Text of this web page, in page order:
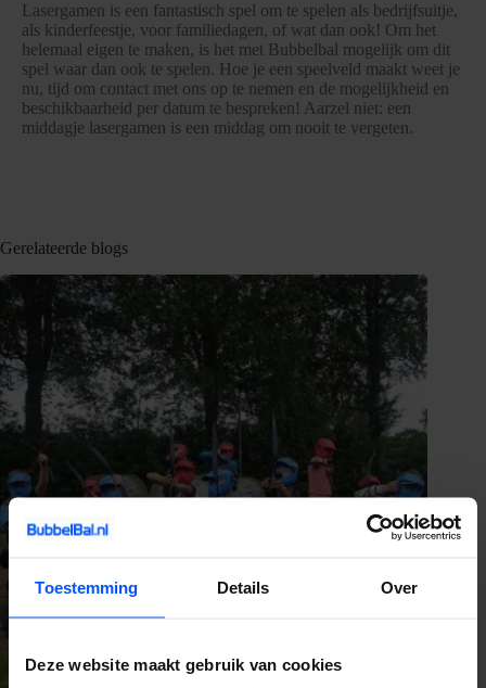
Toestemming Details Over
Deze website maakt gebruik van cookies
Lasergamen is een fantastisch spel om te spelen als bedrijfsuitje,
als kinderfeestje, voor familiedagen, of wat dan ook! Om het
helemaal eigen te maken, is het met Bubbelbal mogelijk om dit
spel waar dan ook te spelen. Hoe je een speelveld maakt weet je
nu, tijd om contact met ons op te nemen en de mogelijkheid en
beschikbaarheid per datum te bespreken! Aarzel niet: een
middagje lasergamen is een middag om nooit te vergeten.
Gerelateerde blogs